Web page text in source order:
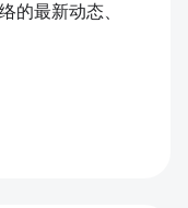
的最新动态、